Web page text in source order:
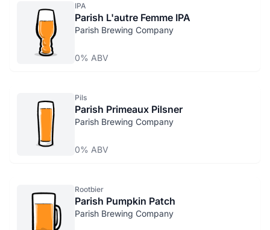
IPA
Parish L'autre Femme IPA
Parish Brewing Company
0% ABV
Pils
Parish Primeaux Pilsner
Parish Brewing Company
0% ABV
Rootbier
Parish Pumpkin Patch
Parish Brewing Company